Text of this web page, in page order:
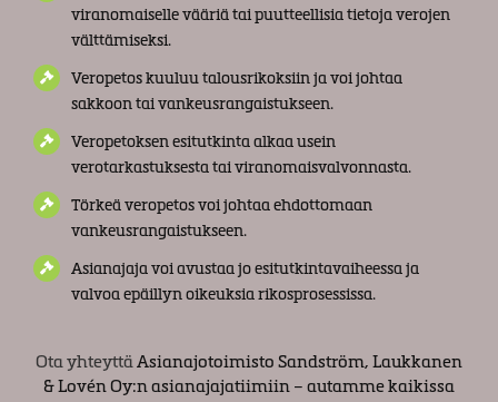
viranomaiselle vääriä tai puutteellisia tietoja verojen
välttämiseksi.
Veropetos kuuluu talousrikoksiin ja voi johtaa
sakkoon tai vankeusrangaistukseen.
Veropetoksen esitutkinta alkaa usein
verotarkastuksesta tai viranomaisvalvonnasta.
Törkeä veropetos voi johtaa ehdottomaan
vankeusrangaistukseen.
Asianajaja voi avustaa jo esitutkintavaiheessa ja
valvoa epäillyn oikeuksia rikosprosessissa.
Ota yhteyttä Asianajotoimisto Sandström, Laukkanen
& Lovén Oy:n asianajajatiimiin – autamme kaikissa